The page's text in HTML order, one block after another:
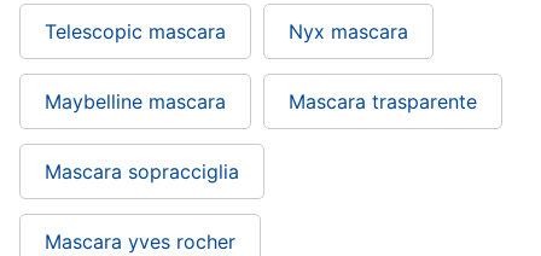
Creme
e
cosmetici
Olio
ricino
Maschera
viso
Telescopic mascara Nyx mascara
Maybelline mascara Mascara trasparente
Mascara sopracciglia
Mascara yves rocher